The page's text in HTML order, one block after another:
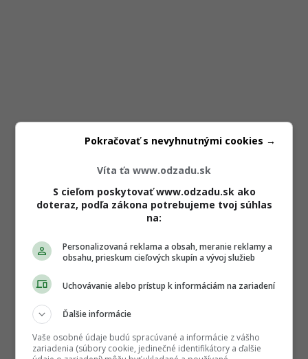
Víta ťa www.odzadu.sk
S cieľom poskytovať www.odzadu.sk ako
doteraz, podľa zákona potrebujeme tvoj súhlas
na:
Personalizovaná reklama a obsah, meranie reklamy a
obsahu, prieskum cieľových skupín a vývoj služieb
Uchovávanie alebo prístup k informáciám na zariadení
Ďalšie informácie
Vaše osobné údaje budú spracúvané a informácie z vášho
zariadenia (súbory cookie, jedinečné identifikátory a ďalšie
Pokračovať s nevyhnutnými cookies →